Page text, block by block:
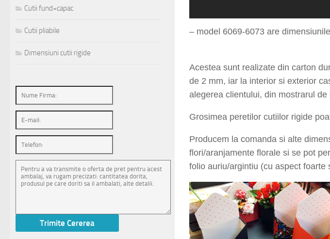
– model 6069-6073 are
Acestea sunt realizate din carton
de 2 mm, iar la interior si exterior
alegerea clientului, din mostrarul
Grosimea peretilor cutiilor rigide
Producem la comanda si alte
flori/aranjamente florale si se pot
folio auriu/argintiu (cu aspect
Cutii fund+capac
Cutii pliabile
Dimensiuni cutii rigide